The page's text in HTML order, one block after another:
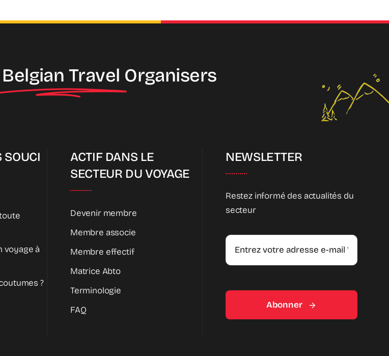
Belgian Travel Organisers
SOUCI
voyage à
?
ACTIF DANS LE
SECTEUR DU VOYAGE
Devenir membre
Membre associe
Membre effectif
Matrice Abto
Terminologie
FAQ
NEWSLETTER
Restez informé des actualités du
secteur
Abonner